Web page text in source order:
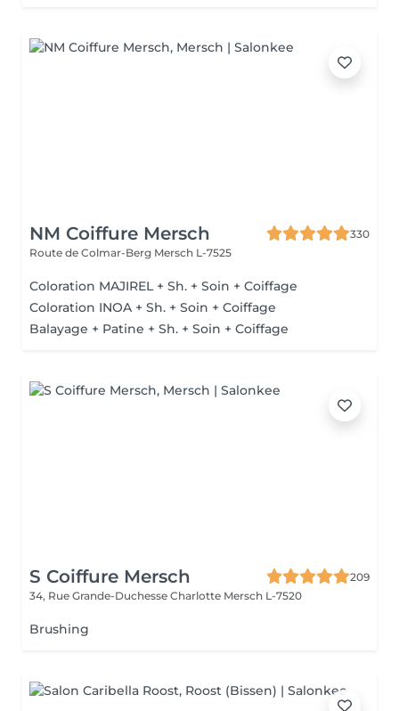
NM Coiffure Mersch
330
Route de Colmar-Berg Mersch L-7525
Coloration MAJIREL + Sh. + Soin + Coiffage
Coloration INOA + Sh. + Soin + Coiffage
Balayage + Patine + Sh. + Soin + Coiffage
S Coiffure Mersch
209
34, Rue Grande-Duchesse Charlotte Mersch L-7520
Brushing